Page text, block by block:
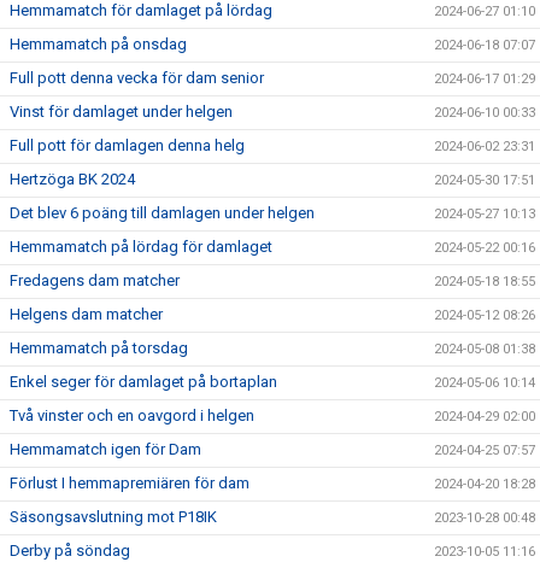
Hemmamatch för damlaget på lördag 2024-06-27 01:10
Hemmamatch på onsdag 2024-06-18 07:07
Full pott denna vecka för dam senior 2024-06-17 01:29
Vinst för damlaget under helgen 2024-06-10 00:33
Full pott för damlagen denna helg 2024-06-02 23:31
Hertzöga BK 2024 2024-05-30 17:51
Det blev 6 poäng till damlagen under helgen 2024-05-27 10:13
Hemmamatch på lördag för damlaget 2024-05-22 00:16
Fredagens dam matcher 2024-05-18 18:55
Helgens dam matcher 2024-05-12 08:26
Hemmamatch på torsdag 2024-05-08 01:38
Enkel seger för damlaget på bortaplan 2024-05-06 10:14
Två vinster och en oavgord i helgen 2024-04-29 02:00
Hemmamatch igen för Dam 2024-04-25 07:57
Förlust I hemmapremiären för dam 2024-04-20 18:28
Säsongsavslutning mot P18IK 2023-10-28 00:48
Derby på söndag 2023-10-05 11:16